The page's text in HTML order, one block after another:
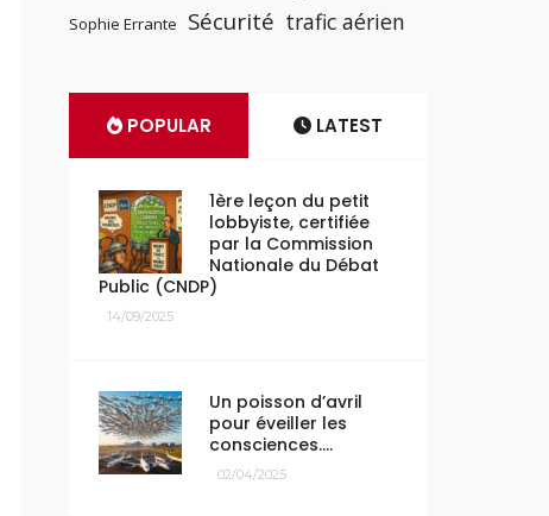
Sophie Errante Sécurité trafic aérien
POPULAR LATEST
1ère leçon du petit
lobbyiste, certifiée
par la Commission
Nationale du Débat
Public (CNDP)
14/09/2025
Un poisson d’avril
pour éveiller les
consciences….
02/04/2025